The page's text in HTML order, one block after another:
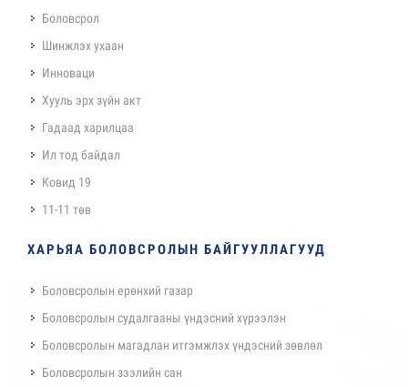
Боловсрол
Шинжлэх ухаан
Инноваци
Хууль эрх зүйн акт
Гадаад харилцаа
Ил тод байдал
Ковид 19
11-11 төв
ХАРЬЯА БОЛОВСРОЛЫН БАЙГУУЛЛАГУУД
Боловсролын ерөнхий газар
Боловсролын судалгааны үндэсний хүрээлэн
Боловсролын магадлан итгэмжлэх үндэсний зөвлөл
Боловсролын зээлийн сан